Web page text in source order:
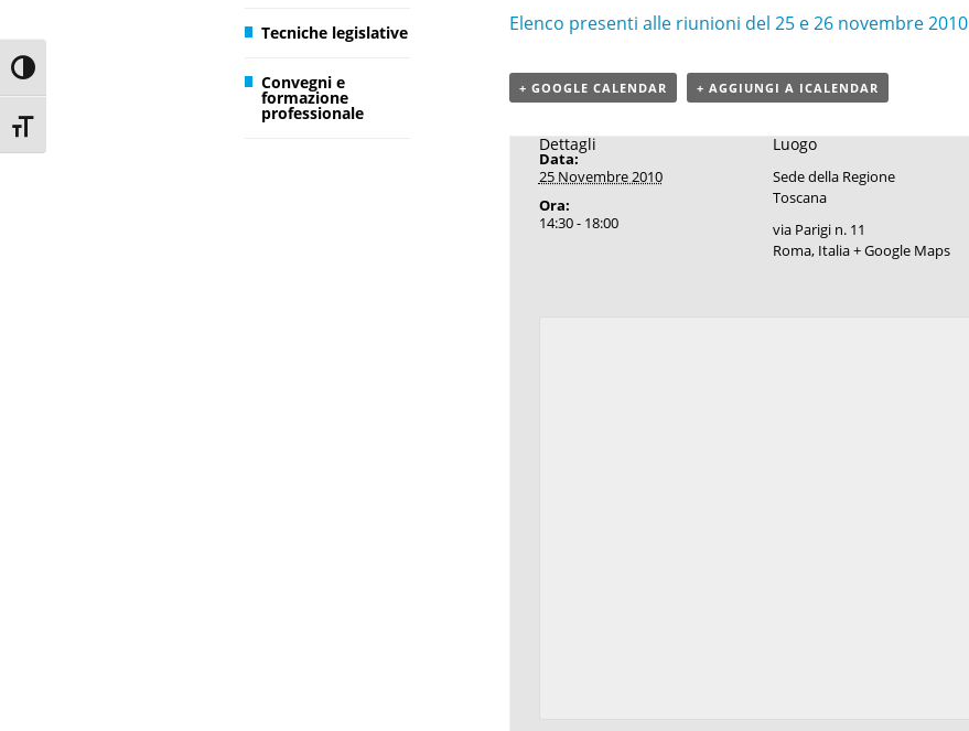
Toggle High Contrast
Toggle Font size
Tecniche legislative
Convegni e
formazione
professionale
Elenco presenti alle riunioni del 25 e 26 novembre 2010
+ GOOGLE CALENDAR + AGGIUNGI A ICALENDAR
Dettagli
Data:
25 Novembre 2010
Ora:
14:30 - 18:00
Luogo
Sede della Regione
Toscana
via Parigi n. 11
Roma, Italia+ Google Maps